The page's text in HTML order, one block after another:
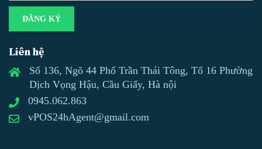
ĐĂNG KÝ
Liên hệ
Số 136, Ngõ 44 Phố Trần Thái Tông, Tổ 16 Phường
Dịch Vọng Hậu, Cầu Giấy, Hà nội
0945.062.863
vPOS24hAgent@gmail.com